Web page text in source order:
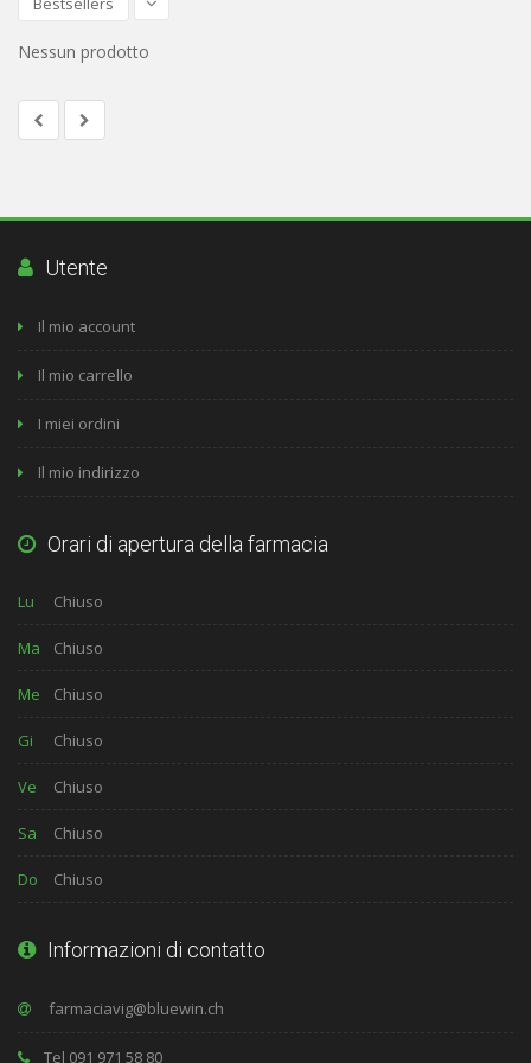
Nessun prodotto
Utente
Il mio account
Il mio carrello
I miei ordini
Il mio indirizzo
Orari di apertura della farmacia
Lu Chiuso
Ma Chiuso
Me Chiuso
Gi Chiuso
Ve Chiuso
Sa Chiuso
Do Chiuso
Informazioni di contatto
Tel 091 971 58 80